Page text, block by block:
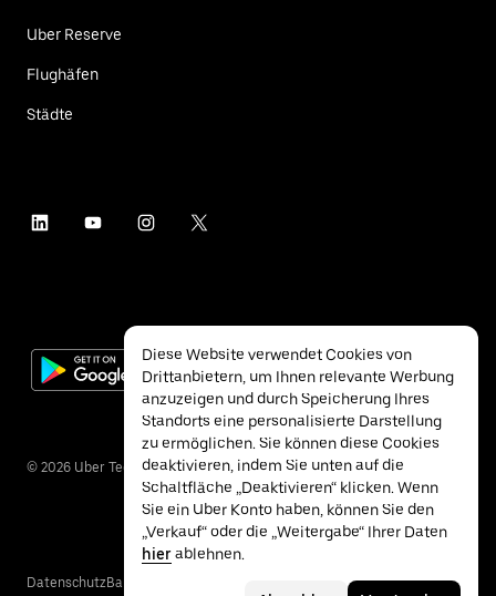
Uber Reserve
Flughäfen
Städte
© 2026 Uber Technologies Inc.
DatenschutzBarrierefreiheit
Diese Website verwendet Cookies von
Drittanbietern, um Ihnen relevante Werbung
anzuzeigen und durch Speicherung Ihres
Standorts eine personalisierte Darstellung
zu ermöglichen. Sie können diese Cookies
deaktivieren, indem Sie unten auf die
Schaltfläche „Deaktivieren“ klicken. Wenn
Sie ein Uber Konto haben, können Sie den
„Verkauf“ oder die „Weitergabe“ Ihrer Daten
hierablehnen.